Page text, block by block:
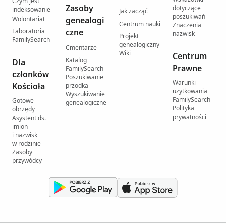
indeksowanie
Wolontariat
Laboratoria
FamilySearch
Dla
członków
Kościoła
Gotowe
obrzędy
Asystent ds.
imion
i nazwisk
w rodzinie
Zasoby
przywódcy
Zasoby
genealogi
czne
Cmentarze
Katalog
FamilySearch
Poszukiwanie
przodka
Wyszukiwanie
genealogiczne
Jak zacząć
Centrum nauki
Projekt
genealogiczny
Wiki
dotyczące
poszukiwań
Znaczenia
nazwisk
Centrum
Prawne
Warunki
użytkowania
FamilySearch
Polityka
prywatności